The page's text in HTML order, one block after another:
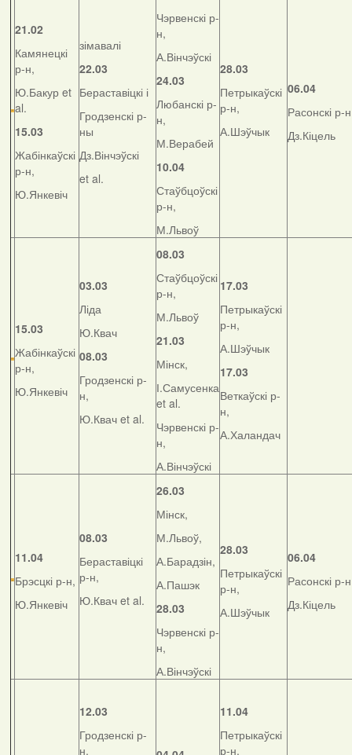
21.02
Камянецкі
р-н,
Ю.Бакур et
al.
15.03
Жабінкаўскі
р-н,
Ю.Янкевіч
зімавалі
22.03
Бераставіцкі і
Гродзенскі р-
ны
Дз.Вінчэўскі
et al.
Чэрвенскі р-
н,
А.Вінчэўскі
24.03
Любанскі р-
н,
М.Верабей
10.04
Стаўбцоўскі
р-н,
М.Львоў
28.03
Петрыкаўскі
р-н,
А.Шэўчык
06.04
Расонскі р-
Дз.Кіцель
15.03
Жабінкаўскі
р-н,
Ю.Янкевіч
03.03
Ліда
Ю.Квач
08.03
Гродзенскі р-
н,
Ю.Квач et al.
08.03
Стаўбцоўскі
р-н,
М.Львоў
21.03
Мінск,
І.Самусенка
et al.
Чэрвенскі р-
н,
А.Вінчэўскі
17.03
Петрыкаўскі
р-н,
А.Шэўчык
17.03
Веткаўскі р-
н,
А.Халандач
11.04
Брэсцкі р-н,
Ю.Янкевіч
08.03
Бераставіцкі
р-н,
Ю.Квач et al.
26.03
Мінск,
М.Львоў,
А.Барадзін,
А.Пашэк
28.03
Чэрвенскі р-
н,
А.Вінчэўскі
28.03
Петрыкаўскі
р-н,
А.Шэўчык
06.04
Расонскі р-
Дз.Кіцель
12.03
Гродзенскі р-
н,
11.04
Петрыкаўскі
р-н,